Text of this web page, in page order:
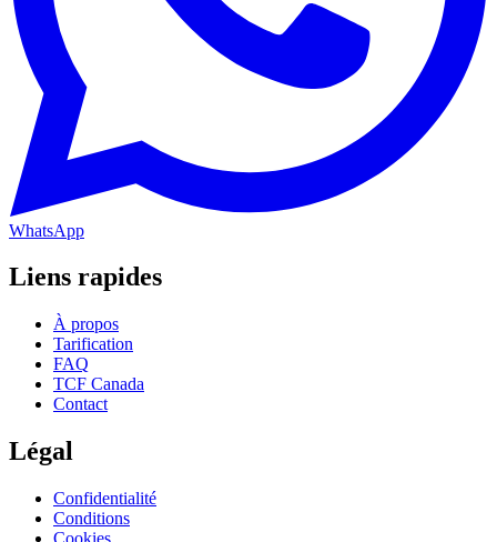
WhatsApp
Liens rapides
À propos
Tarification
FAQ
TCF Canada
Contact
Légal
Confidentialité
Conditions